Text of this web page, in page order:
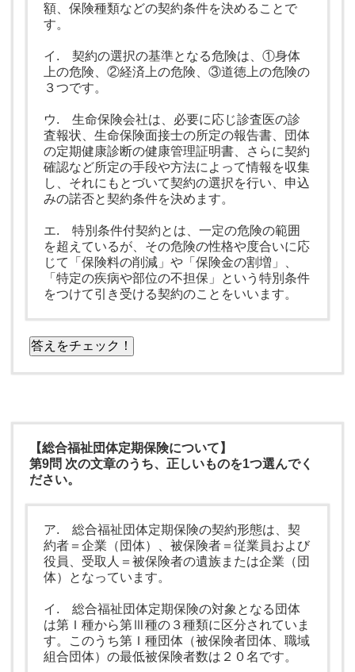
額、保険種類などの契約条件を決めることで
す。
イ. 契約の選択の基準となる危険は、①身体
上の危険、②経済上の危険、③道徳上の危険の
３つです。
ウ. 生命保険会社は、必要に応じ診査医の診
査報状、生命保険面接士の所定の報告書、団体
の定期健康診断の健康管理証明書、さらに契約
確認など所定の手段や方法によって情報を収集
し、それにもとづいて契約の選択を行い、申込
みの諾否と契約条件を決めます。
エ. 特別条件付契約とは、一定の危険の範囲
を超えているが、その危険の性格や度合いに応
じて「保険料の削減」や「保険金の割増」、
「特定の疾病や部位の不担保」という特別条件
をつけて引き受ける契約のことをいいます。
答えをチェック！
【総合福祉団体定期保険について】
第9問 次の文章のうち、正しいものを1つ選んでく
ださい。
ア. 総合福祉団体定期保険の契約形態は、契
約者＝企業（団体）、被保険者＝従業員および
役員、受取人＝被保険者の遺族または企業（団
体）となっています。
イ. 総合福祉団体定期保険の対象となる団体
は第Ｉ種から第Ⅲ種の３種類に区分されていま
す。このうち第Ｉ種団体（被保険者団体、職域
組合団体）の最低被保険者数は２０名です。